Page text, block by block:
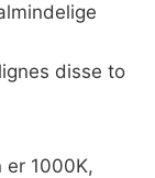
disse to
er 1000K,